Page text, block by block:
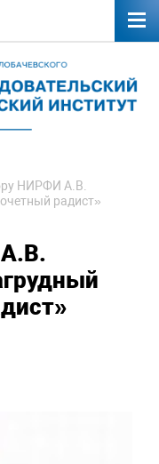
НИРФИ А.В.
радист»